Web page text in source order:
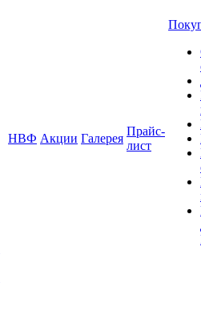
НВФ Акции Галерея
Прайс-
лист